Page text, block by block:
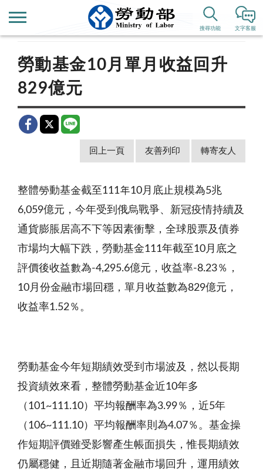
文字客服
搜尋功能
新聞公告 歷史新聞
勞動基金10月單月收益回升
829億元
回上一頁 友善列印 轉寄友人
整體勞動基金截至111年10月底止規模為5兆
6,059億元，今年受到俄烏戰爭、新冠疫情持續及
通貨膨脹居高不下等因素衝擊，全球股票及債券
市場均大幅下跌，勞動基金111年截至10月底之
評價後收益數為-4,295.6億元，收益率-8.23％，
10月份金融市場回穩，單月收益數為829億元，
收益率1.52％。
勞動基金今年短期績效受到市場波及，然以長期
投資績效來看，整體勞動基金近10年多
（101~111.10）平均報酬率為3.99％，近5年
（106~111.10）平均報酬率則為4.07％。基金操
作短期評價雖受影響產生帳面損失，惟長期績效
仍屬穩健，且近期隨著金融市場回升，運用績效